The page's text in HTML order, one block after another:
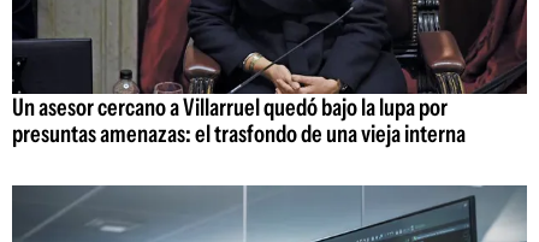
Un asesor cercano a Villarruel quedó bajo la lupa por
presuntas amenazas: el trasfondo de una vieja interna